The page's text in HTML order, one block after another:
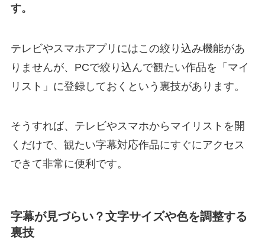
す。
テレビやスマホアプリにはこの絞り込み機能があ
りませんが、PCで絞り込んで観たい作品を「マイ
リスト」に登録しておくという裏技があります。
そうすれば、テレビやスマホからマイリストを開
くだけで、観たい字幕対応作品にすぐにアクセス
できて非常に便利です。
字幕が見づらい？文字サイズや色を調整する
裏技